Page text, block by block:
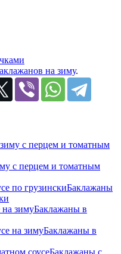
на зиму.
с перцем и томатным
Баклажаны
Баклажаны в
Баклажаны в